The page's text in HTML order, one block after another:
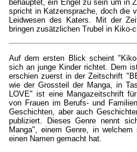
behauptet, ein Engel zu sein um in
spricht in Katzensprache, doch die
Leidwesen des Katers. Mit der
bringen zusätzlichen Trubel in Kiko-
Auf dem ersten Blick scheint
sich an junge Kinder richtet. Dem
erschien zuerst in der Zeitschrift
wie der Grossteil der Manga, in
LOVE" ist eine Mangazeitschrift
von Frauen im Berufs- und
Geschichten, aber auch
publiziert. Dieses Genre nennt
Manga", einem Genre, in
einen Namen gemacht hat.